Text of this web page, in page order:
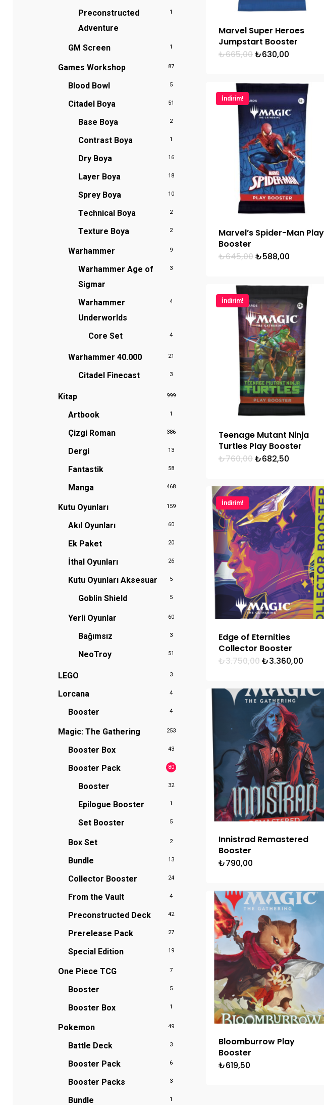
Preconstructed
Adventure
1
GM Screen 1
Games Workshop 87
Blood Bowl 5
Citadel Boya 51
Base Boya 2
Contrast Boya 1
Dry Boya 16
Layer Boya 18
Sprey Boya 10
Technical Boya 2
Texture Boya 2
Warhammer 9
Warhammer Age of
Sigmar
3
Warhammer
Underworlds
4
Core Set 4
Warhammer 40.000 21
Citadel Finecast 3
Kitap 999
Artbook 1
Çizgi Roman 386
Dergi 13
Fantastik 58
Manga 468
Kutu Oyunları 159
Akıl Oyunları 60
Ek Paket 20
İthal Oyunları 26
Kutu Oyunları Aksesuar 5
Goblin Shield 5
Yerli Oyunlar 60
Bağımsız 3
NeoTroy 51
LEGO 3
Lorcana 4
Booster 4
Magic: The Gathering 253
Booster Box 43
Booster Pack 80
Booster 32
Epilogue Booster 1
Set Booster 5
Box Set 2
Bundle 13
Collector Booster 24
From the Vault 4
Preconstructed Deck 42
Prerelease Pack 27
Special Edition 19
One Piece TCG 7
Booster 5
Booster Box 1
Pokemon 49
Battle Deck 3
Booster Pack 6
Booster Packs 3
Bundle 1
Marvel Super Heroes
Jumpstart Booster
₺665,00Orijinal
₺630,00Şu
İndirim!
Marvel’s Spider-Man Play
Booster
₺645,00Orijinal
₺588,00Şu
İndirim!
Teenage Mutant Ninja
Turtles Play Booster
₺760,00Orijinal
₺682,50Şu
İndirim!
Edge of Eternities
Collector Booster
₺3.750,00Orijinal
₺3.360,00Şu
Innistrad Remastered
Booster
₺790,00
Bloomburrow Play
Booster
₺619,50